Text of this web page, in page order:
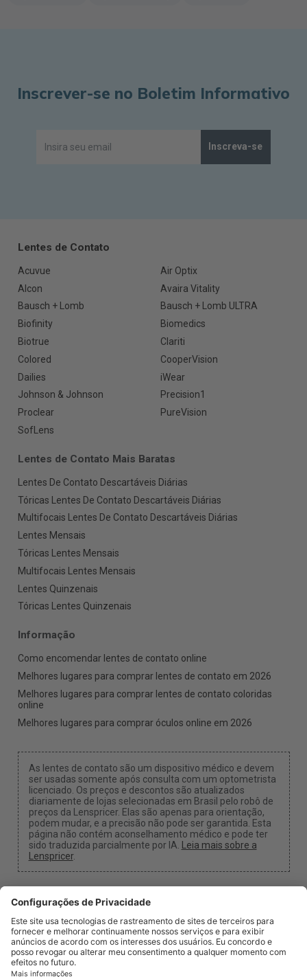
Inscrever-se no Boletim Informativo
Inscreva-se
Lentes de Contato
Acuvue
Air Optix
Alcon
Avaira Vitality
Bausch + Lomb
Bausch + Lomb ULTRA
Biofinity
Biomedics
Biotrue
Clariti
Colored
CooperVision
Dailies
iWear
Johnson & Johnson
Precision1
Proclear
PureVision
SofLens
Lentes de Contato Mais Baratas
Lentes De Contato Descartáveis Diárias
Tóricas Lentes De Contato Descartáveis Diárias
Multifocais Lentes De Contato Descartáveis Diárias
Lentes Mensais
Tóricas Lentes Mensais
Multifocais Lentes Mensais
Lentes Quinzenais
Tóricas Lentes Quinzenais
Informação
Como encomendar lentes de contato online
Melhores lugares para comprar lentes de contato em 2026
Melhores lugares para comprar lentes de contato coloridas
online
Melhores lugares para comprar óculos online em 2026
As lentes de contato são um dispositivo médico e devem
ser usadas somente após consulta com um optometrista
licenciado. Os preços e descontos são atualizados
diariamente de lojas selecionadas em Brasil pelo robô de
preços da Lenspricer. Elas são apenas para orientação,
podem mudar, e a precisão não pode ser garantida. Esta
página não contém aconselhamento médico e pode ter
sido traduzida parcialmente por IA. Leia mais sobre a
Lenspricer.
Configurações de Cookies
Podemos receber uma comissão se você usar um dos